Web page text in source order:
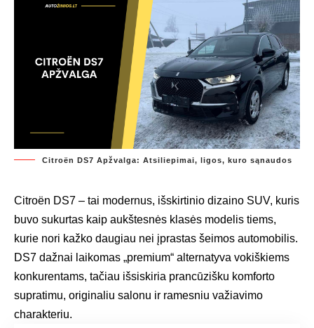
Citroën DS7 Apžvalga: Atsiliepimai, ligos, kuro sąnaudos
Citroën DS7 – tai modernus, išskirtinio dizaino SUV, kuris
buvo sukurtas kaip aukštesnės klasės modelis tiems,
kurie nori kažko daugiau nei įprastas šeimos automobilis.
DS7 dažnai laikomas „premium“ alternatyva vokiškiems
konkurentams, tačiau išsiskiria prancūzišku komforto
supratimu, originaliu salonu ir ramesniu važiavimo
charakteriu.